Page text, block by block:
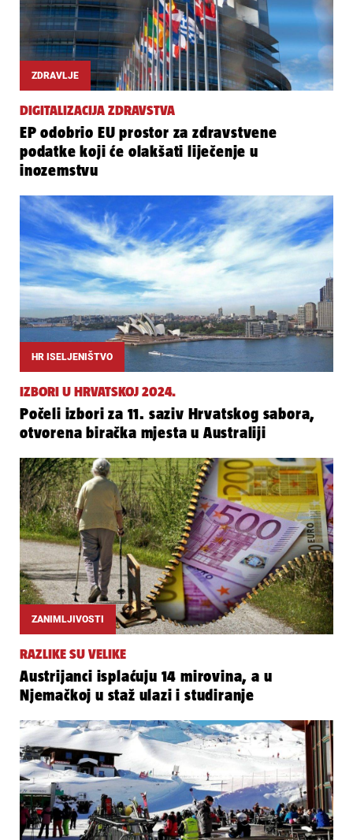
ZDRAVLJE
DIGITALIZACIJA ZDRAVSTVA
EP odobrio EU prostor za zdravstvene
podatke koji će olakšati liječenje u
inozemstvu
HR ISELJENIŠTVO
IZBORI U HRVATSKOJ 2024.
Počeli izbori za 11. saziv Hrvatskog sabora,
otvorena biračka mjesta u Australiji
ZANIMLJIVOSTI
RAZLIKE SU VELIKE
Austrijanci isplaćuju 14 mirovina, a u
Njemačkoj u staž ulazi i studiranje